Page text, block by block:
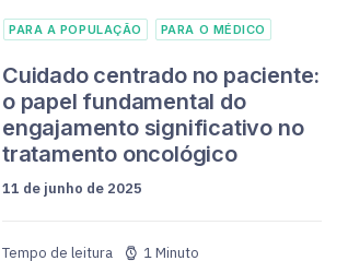
PARA A POPULAÇÃO PARA O MÉDICO
Cuidado centrado no paciente:
o papel fundamental do
engajamento significativo no
tratamento oncológico
11 de junho de 2025
1 Minuto